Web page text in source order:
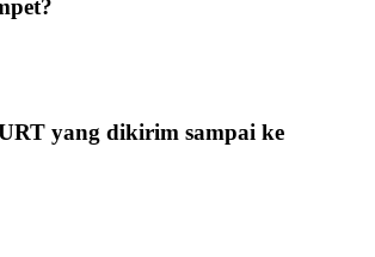
yang dikirim sampai ke